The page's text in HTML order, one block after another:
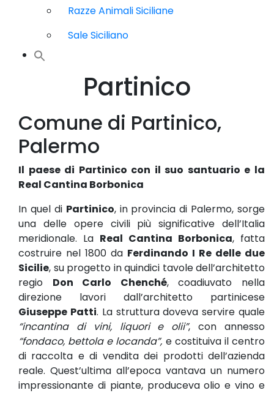
Razze Animali Siciliane
Sale Siciliano
Partinico
Comune di Partinico,
Palermo
Il paese di Partinico con il suo santuario e la
Real Cantina Borbonica
In quel di Partinico, in provincia di Palermo, sorge
una delle opere civili più significative dell’Italia
meridionale. La Real Cantina Borbonica, fatta
costruire nel 1800 da Ferdinando I Re delle due
Sicilie, su progetto in quindici tavole dell’architetto
regio Don Carlo Chenché, coadiuvato nella
direzione lavori dall’architetto partinicese
Giuseppe Patti. La struttura doveva servire quale
“incantina di vini, liquori e olii”, con annesso
“fondaco, bettola e locanda”, e costituiva il centro
di raccolta e di vendita dei prodotti dell’azienda
reale. Quest’ultima all’epoca vantava un numero
impressionante di piante, produceva olio e vino e